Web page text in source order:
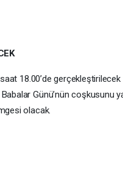
18.00’de gerçekleştirilecek
Günü’nün coşkusunu
olacak.